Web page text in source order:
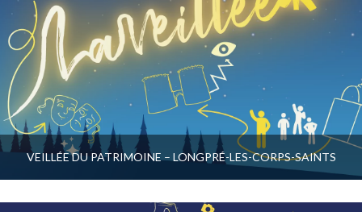
VEILLÉE DU PATRIMOINE – LONGPRÉ-LES-CORPS-SAINTS